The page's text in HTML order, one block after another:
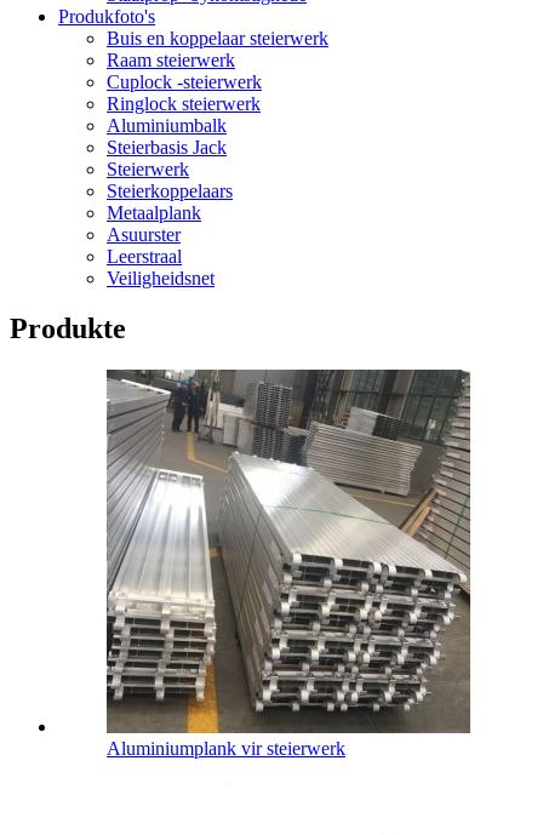
Produkfoto's
Buis en koppelaar steierwerk
Raam steierwerk
Cuplock -steierwerk
Ringlock steierwerk
Aluminiumbalk
Steierbasis Jack
Steierwerk
Steierkoppelaars
Metaalplank
Asuurster
Leerstraal
Veiligheidsnet
Produkte
Aluminiumplank vir steierwerk